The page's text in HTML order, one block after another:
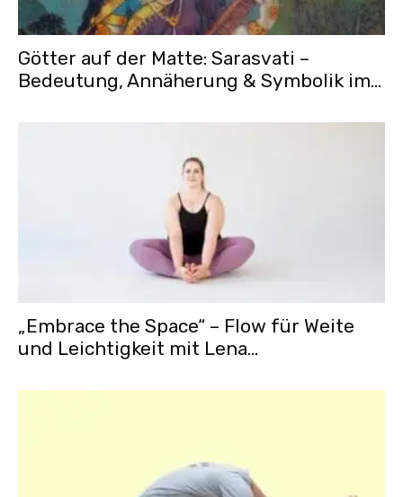
Götter auf der Matte: Sarasvati –
Bedeutung, Annäherung & Symbolik im...
„Embrace the Space“ – Flow für Weite
und Leichtigkeit mit Lena...